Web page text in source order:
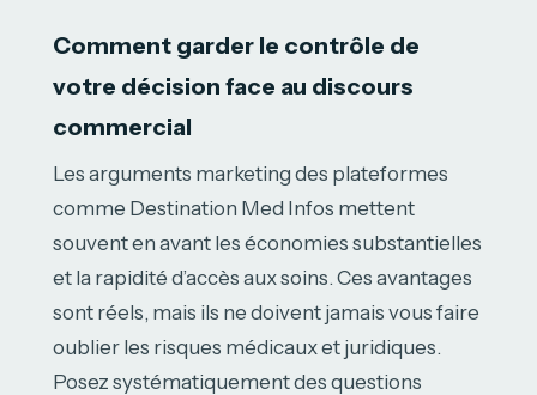
Comment garder le contrôle de
votre décision face au discours
commercial
Les arguments marketing des plateformes
comme Destination Med Infos mettent
souvent en avant les économies substantielles
et la rapidité d’accès aux soins. Ces avantages
sont réels, mais ils ne doivent jamais vous faire
oublier les risques médicaux et juridiques.
Posez systématiquement des questions